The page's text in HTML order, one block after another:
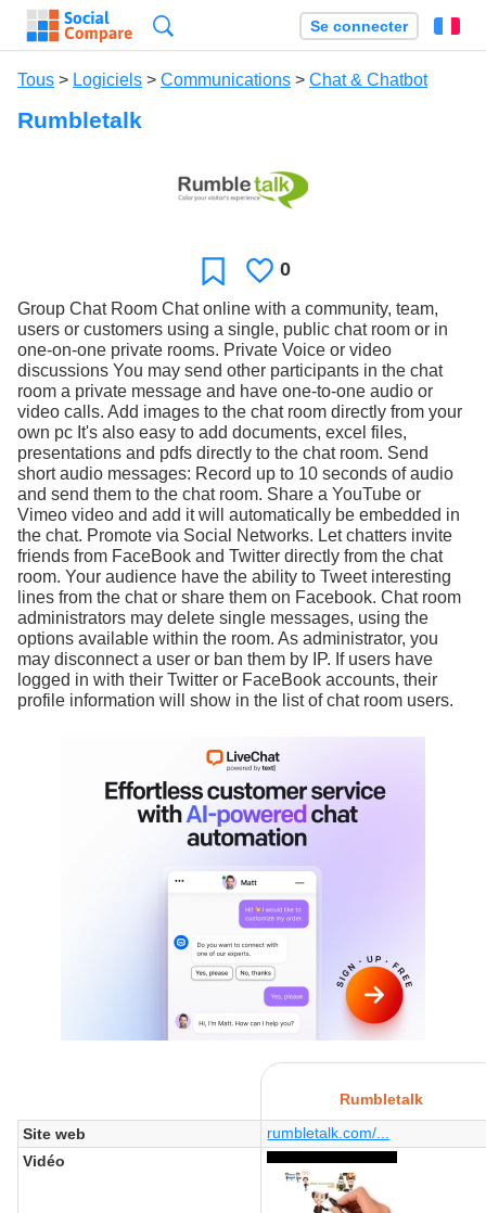
Se connecter
Tous > Logiciels > Communications > Chat & Chatbot
Rumbletalk
Favori J'aime
0
Group Chat Room Chat online with a community, team,
users or customers using a single, public chat room or in
one-on-one private rooms. Private Voice or video
discussions You may send other participants in the chat
room a private message and have one-to-one audio or
video calls. Add images to the chat room directly from your
own pc It's also easy to add documents, excel files,
presentations and pdfs directly to the chat room. Send
short audio messages: Record up to 10 seconds of audio
and send them to the chat room. Share a YouTube or
Vimeo video and add it will automatically be embedded in
the chat. Promote via Social Networks. Let chatters invite
friends from FaceBook and Twitter directly from the chat
room. Your audience have the ability to Tweet interesting
lines from the chat or share them on Facebook. Chat room
administrators may delete single messages, using the
options available within the room. As administrator, you
may disconnect a user or ban them by IP. If users have
logged in with their Twitter or FaceBook accounts, their
profile information will show in the list of chat room users.
Rumbletalk
Site web
rumbletalk.com/...
Vidéo